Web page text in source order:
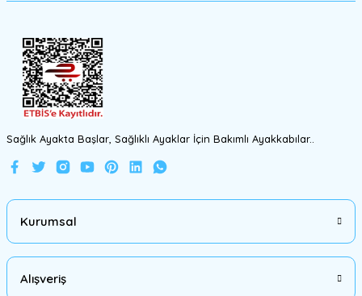
Sağlık Ayakta Başlar, Sağlıklı Ayaklar İçin Bakımlı Ayakkabılar..
Kurumsal
Alışveriş